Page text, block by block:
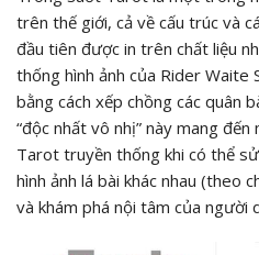
trên thế giới, cả về cấu trúc và
đầu tiên được in trên chất liệu
thống hình ảnh của Rider
bằng cách xếp chồng các quân
“độc nhất vô nhị” này mang
Tarot truyền thống khi có thể
hình ảnh lá bài khác nhau (theo
và khám phá nội tâm của người